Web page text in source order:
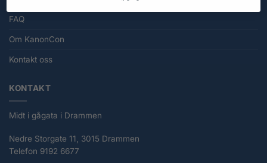
FAQ
Om KanonCon
Kontakt oss
KONTAKT
Midt i gågata i Drammen
Nedre Storgate 11, 3015 Drammen
Telefon 9192 6677